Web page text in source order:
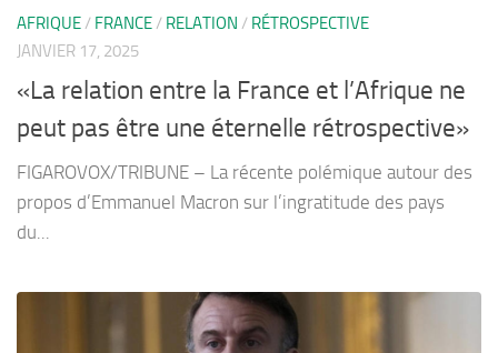
AFRIQUE / FRANCE / RELATION / RÉTROSPECTIVE
JANVIER 17, 2025
«La relation entre la France et l’Afrique ne
peut pas être une éternelle rétrospective»
FIGAROVOX/TRIBUNE – La récente polémique autour des
propos d’Emmanuel Macron sur l’ingratitude des pays
du...